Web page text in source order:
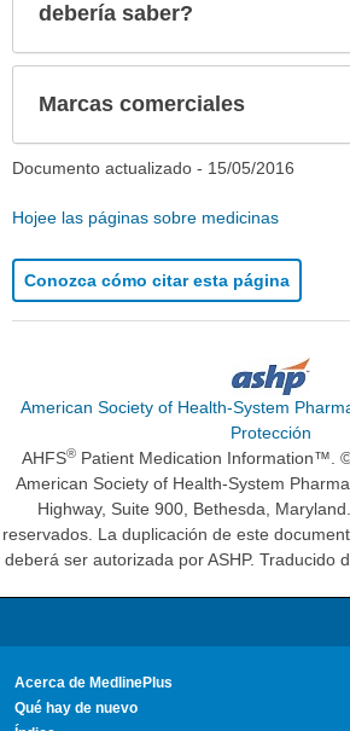
debería saber?
Marcas comerciales
Documento actualizado - 15/05/2016
Hojee las páginas sobre medicinas
Conozca cómo citar esta página
American Society of Health-System
Protección
AHFS® Patient Medication Information™.
American Society of Health-System
Highway, Suite 900, Bethesda,
reservados. La duplicación de este
deberá ser autorizada por ASHP. Traducido
Acerca de MedlinePlus
Qué hay de nuevo